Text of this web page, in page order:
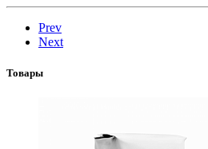
Prev
Next
Товары